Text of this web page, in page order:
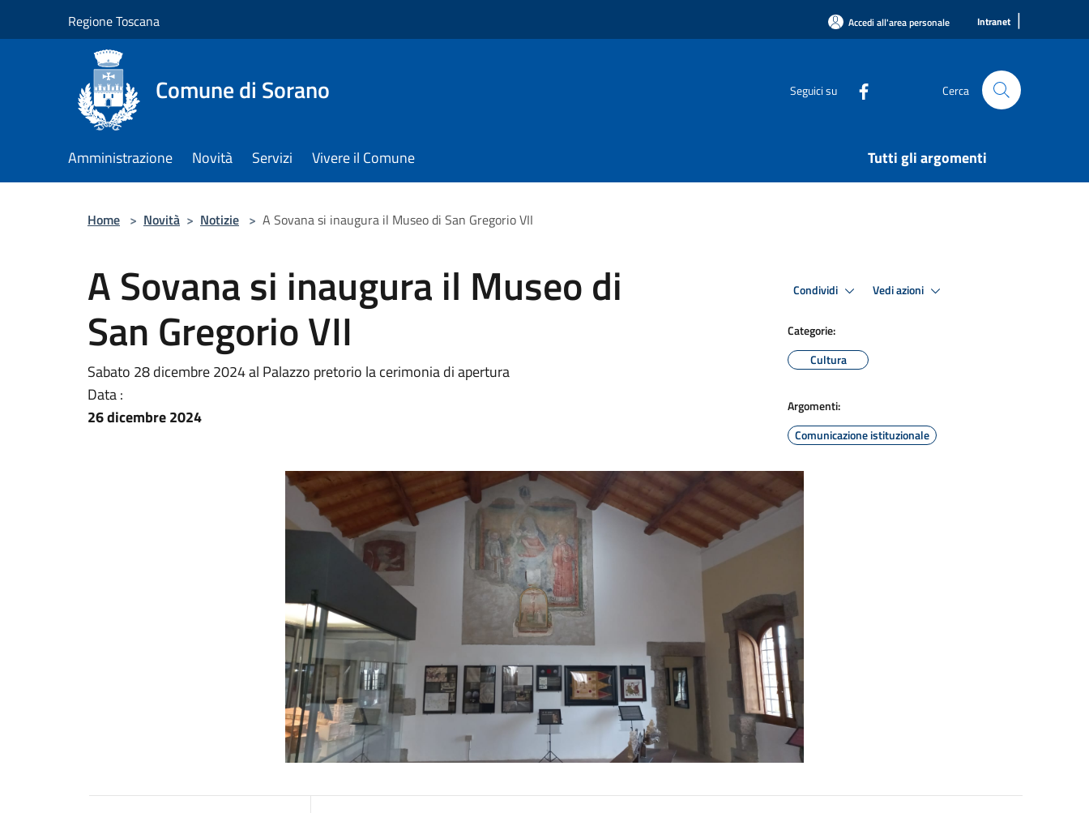
Regione Toscana Accedi all'area personale Intranet |
Comune di Sorano Seguici su Cerca
Amministrazione Novità Servizi Vivere il Comune Tutti gli argomenti
Home > Novità > Notizie > A Sovana si inaugura il Museo di San Gregorio VII
A Sovana si inaugura il Museo di
San Gregorio VII
Sabato 28 dicembre 2024 al Palazzo pretorio la cerimonia di apertura
Data :
26 dicembre 2024
Condividi Vedi azioni
Categorie:
Cultura
Argomenti:
Comunicazione istituzionale